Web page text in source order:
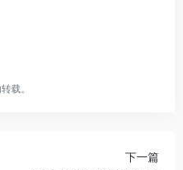
载。
下一篇